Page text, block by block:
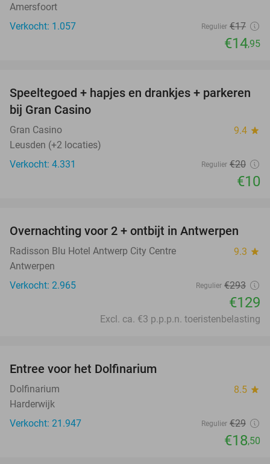
Amersfoort
Verkocht: 1.057
Regulier €17
€14,95
50%
Speeltegoed + hapjes en drankjes + parkeren
bij Gran Casino
Gran Casino 9.4 star
Leusden (+2 locaties)
Verkocht: 4.331
Regulier €20
€10
56%
Overnachting voor 2 + ontbijt in Antwerpen
Radisson Blu Hotel Antwerp City Centre 9.3 star
Antwerpen
Verkocht: 2.965
Regulier €293
€129
Excl. ca. €3 p.p.p.n. toeristenbelasting
Entree voor het Dolfinarium
Dolfinarium 8.5 star
Harderwijk
Verkocht: 21.947
Regulier €29
€18,50